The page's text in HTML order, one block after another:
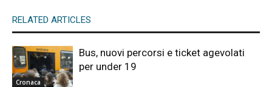
RELATED ARTICLES
Cronaca
Bus, nuovi percorsi e ticket agevolati
per under 19